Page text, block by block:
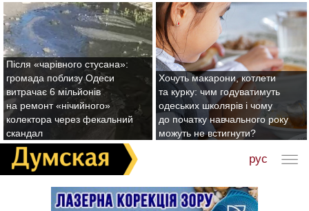
Після «чарівного стусана»:
громада поблизу Одеси
витрачає 6 мільйонів
на ремонт «нічийного»
колектора через фекальний
скандал
Хочуть макарони, котлети
та курку: чим годуватимуть
одеських школярів і чому
до початку навчального року
можуть не встигнути?
рус